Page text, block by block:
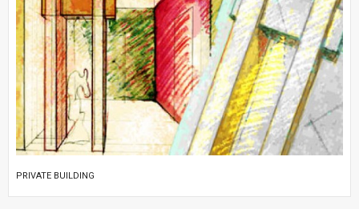
PRIVATE BUILDING